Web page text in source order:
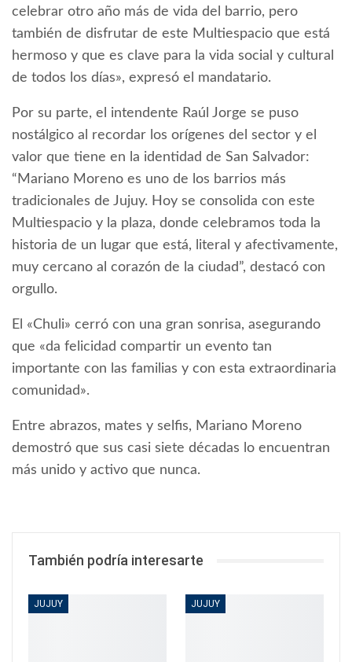
celebrar otro año más de vida del barrio, pero
también de disfrutar de este Multiespacio que está
hermoso y que es clave para la vida social y cultural
de todos los días», expresó el mandatario.
Por su parte, el intendente Raúl Jorge se puso
nostálgico al recordar los orígenes del sector y el
valor que tiene en la identidad de San Salvador:
“Mariano Moreno es uno de los barrios más
tradicionales de Jujuy. Hoy se consolida con este
Multiespacio y la plaza, donde celebramos toda la
historia de un lugar que está, literal y afectivamente,
muy cercano al corazón de la ciudad”, destacó con
orgullo.
El «Chuli» cerró con una gran sonrisa, asegurando
que «da felicidad compartir un evento tan
importante con las familias y con esta extraordinaria
comunidad».
Entre abrazos, mates y selfis, Mariano Moreno
demostró que sus casi siete décadas lo encuentran
más unido y activo que nunca.
También podría interesarte
JUJUY JUJUY